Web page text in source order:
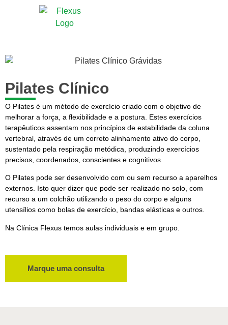
Pilates Clínico
O Pilates é um método de exercício criado com o objetivo de
melhorar a força, a flexibilidade e a postura. Estes exercícios
terapêuticos assentam nos princípios de estabilidade da coluna
vertebral, através de um correto alinhamento ativo do corpo,
sustentado pela respiração metódica, produzindo exercícios
precisos, coordenados, conscientes e cognitivos.
O Pilates pode ser desenvolvido com ou sem recurso a aparelhos
externos. Isto quer dizer que pode ser realizado no solo, com
recurso a um colchão utilizando o peso do corpo e alguns
utensílios como bolas de exercício, bandas elásticas e outros.
Na Clínica Flexus temos aulas individuais e em grupo.
Marque uma consulta